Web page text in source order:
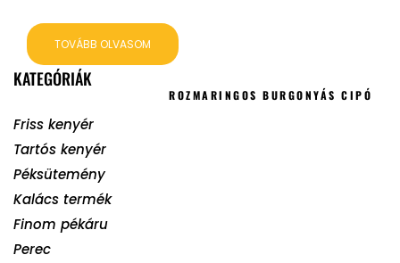
TOVÁBB OLVASOM
KATEGÓRIÁK
Friss kenyér
Tartós kenyér
Péksütemény
Kalács termék
Finom pékáru
Perec
ROZMARINGOS BURGONYÁS CIPÓ